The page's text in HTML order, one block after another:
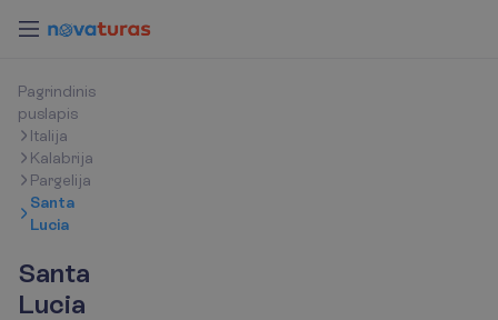
Pagrindinis
puslapis
Italija
Kalabrija
Pargelija
Santa
Lucia
Santa
Lucia